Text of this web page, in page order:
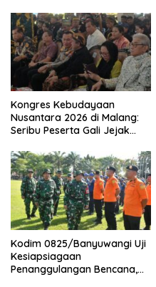
Kongres Kebudayaan
Nusantara 2026 di Malang:
Seribu Peserta Gali Jejak
Budaya Indonesia
Kodim 0825/Banyuwangi Uji
Kesiapsiagaan
Penanggulangan Bencana,